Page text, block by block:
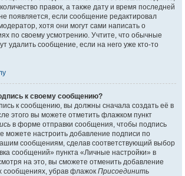
правок, а также дату и время последней
появляется, если сообщение редактировал
хотя они могут сами написать о
по своему усмотрению. Учтите, что обычные
удалить сообщение, если на него уже кто-то
к своему сообщению?
к сообщению, вы должны сначала создать её в
этого вы можете отметить флажком пункт
в форме отправки сообщения, чтобы подпись
можете настроить добавление подписи по
сообщениям, сделав соответствующий выбор
сообщений» пункта «Личные настройки» в
на это, вы сможете отменить добавление
сообщениях, убрав флажок Присоединить